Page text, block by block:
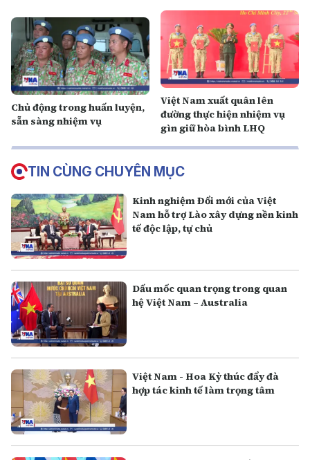
Chủ động trong huấn luyện,
sẵn sàng nhiệm vụ
Việt Nam xuất quân lên
đường thực hiện nhiệm vụ
gìn giữ hòa bình LHQ
TIN CÙNG CHUYÊN MỤC
Kinh nghiệm Đổi mới của Việt
Nam hỗ trợ Lào xây dựng nền kinh
tế độc lập, tự chủ
Dấu mốc quan trọng trong quan
hệ Việt Nam – Australia
Việt Nam - Hoa Kỳ thúc đẩy đà
hợp tác kinh tế làm trọng tâm